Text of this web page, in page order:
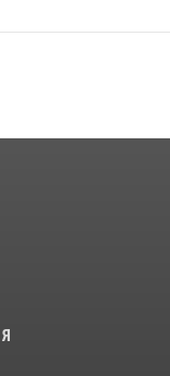
в
липчан